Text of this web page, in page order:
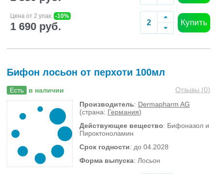
Цена от 2 упак. -10%
1 690 руб. Купить
Бифон лосьон от перхоти 100мл
Есть в наличии Отзывы (0)
Производитель: Dermapharm AG
(страна: Германия)
Действующее вещество: Бифоназол и
Пироктоноламин
Срок годности: до 04.2028
Форма выпуска: Лосьон